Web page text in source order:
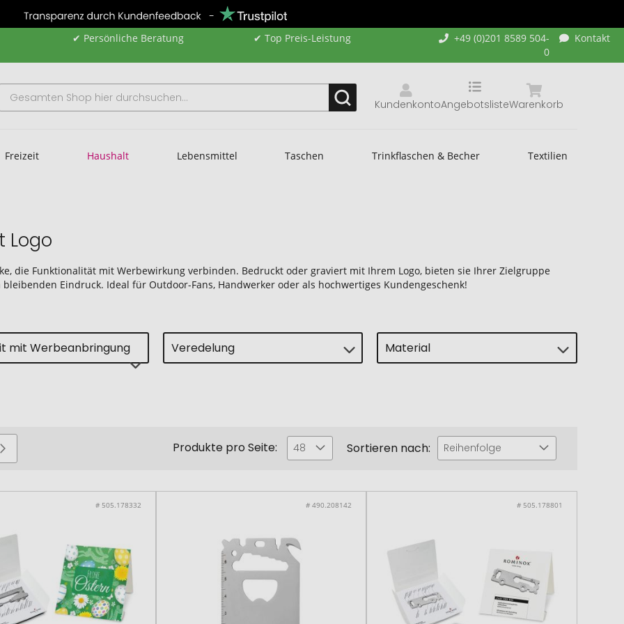
✔ Persönliche Beratung ✔ Top Preis-Leistung
+49 (0)201 8589 504-
0
Kontakt
Kundenkonto Warenkorb
Angebotsliste
Freizeit Haushalt Lebensmittel Taschen Trinkflaschen & Becher Textilien
Logo
die Funktionalität mit Werbewirkung verbinden. Bedruckt oder graviert mit Ihrem Logo, bieten sie Ihrer Zielgruppe
Eindruck. Ideal für Outdoor-Fans, Handwerker oder als hochwertiges Kundengeschenk!
mit Werbeanbringung Veredelung Material
Produkte pro Seite: 48 Sortieren nach: Reihenfolge
# 505.178332 # 490.208142 # 505.178801